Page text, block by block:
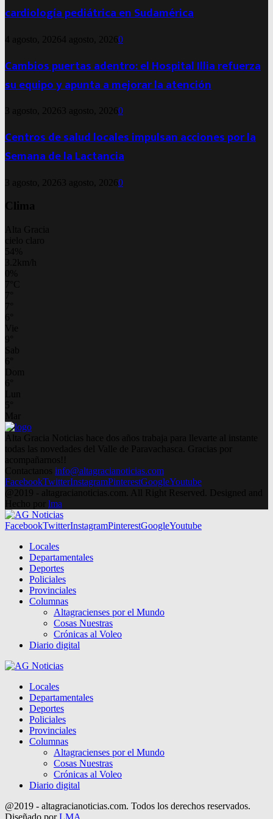
cardiología pediátrica en Sudamérica
4 agosto, 20264 agosto, 20260
Cambios puertas adentro: el Hospital Illia refuerza
su equipo y apunta a mejorar la atención
3 agosto, 2026 3 agosto, 20260
Centros de salud locales impulsan acciones por la
Semana de la Lactancia
3 agosto, 2026 3 agosto, 20260
Clima
Alta Gracia
cielo claro
54%
3.2km/h
0%
7 C
7
7
6
Vie
9
Sab
6
Dom
6
Lun
5
Mar
Alta Gracia Noticias hace dos años trabaja para llevarte al instante
todas las novedades del Valle de Paravachasca. Gracias por
acompañarnos!!
Contactanos info@altagracianoticias.com
FacebookTwitterInstagramPinterestGoogleYoutube
@2019 - altagracianoticias.com. All Right Reserved. Designed and
Hecho por lma
FacebookTwitterInstagramPinterestGoogleYoutube
Locales
Departamentales
Deportes
Policiales
Provinciales
Columnas
Altagracienses por el Mundo
Cosas Nuestras
Crónicas al Voleo
Diario digital
Locales
Departamentales
Deportes
Policiales
Provinciales
Columnas
Altagracienses por el Mundo
Cosas Nuestras
Crónicas al Voleo
Diario digital
@2019 - altagracianoticias.com. Todos los derechos reservados.